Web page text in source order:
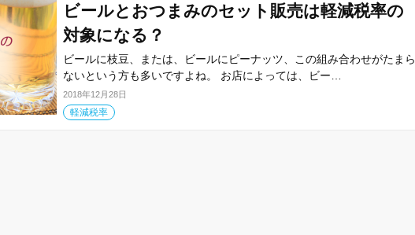
ビールとおつまみのセット販売は軽減税率の
対象になる？
ビールに枝豆、または、ビールにピーナッツ、この組み合わせがたまら
ないという方も多いですよね。 お店によっては、ビー…
2018年12月28日
軽減税率